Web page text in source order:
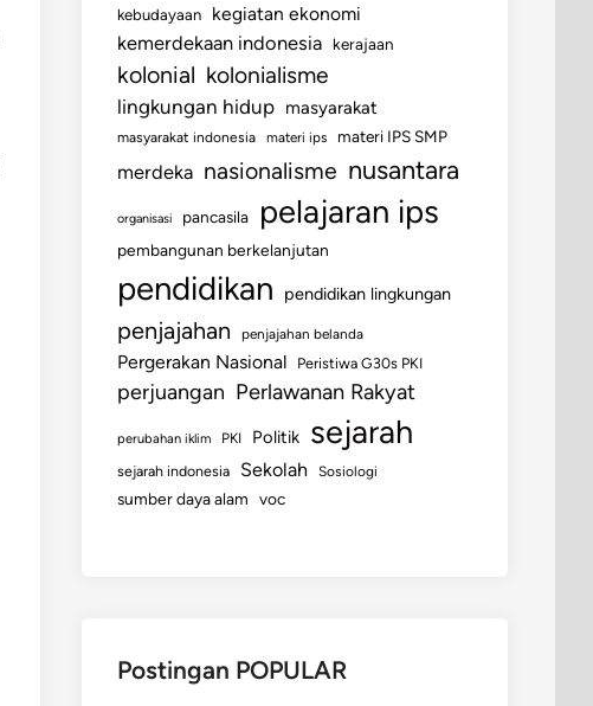
kebudayaan
kegiatan ekonomi
kemerdekaan indonesia kerajaan
kolonial kolonialisme
lingkungan hidup masyarakat
masyarakat indonesia materi ips materi IPS SMP
merdeka nasionalisme nusantara
organisasi pancasila pelajaran ips
pembangunan berkelanjutan
pendidikan pendidikan lingkungan
penjajahan penjajahan belanda
Pergerakan Nasional Peristiwa G30s PKI
perjuangan Perlawanan Rakyat
perubahan iklim PKI Politik sejarah
sejarah indonesia Sekolah Sosiologi
sumber daya alam voc
Postingan POPULAR